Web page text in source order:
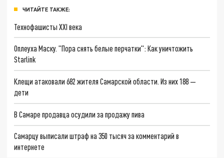
ЧИТАЙТЕ ТАКЖЕ:
Технофашисты XXI века
Оплеуха Маску. "Пора снять белые перчатки": Как уничтожить
Starlink
Клещи атаковали 682 жителя Самарской области. Из них 188 —
дети
В Самаре продавца осудили за продажу пива
Самарцу выписали штраф на 350 тысяч за комментарий в
интернете